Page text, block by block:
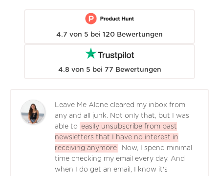
4.7 von 5 bei 120 Bewertungen
4.8 von 5 bei 77 Bewertungen
Leave Me Alone cleared my inbox from
any and all junk. Not only that, but I was
able to easily unsubscribe from past
newsletters that I have no interest in
receiving anymore . Now, I spend minimal
time checking my email every day. And
when I do get an email, I know it's